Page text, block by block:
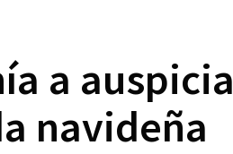
a
navideña